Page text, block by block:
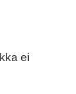
ei